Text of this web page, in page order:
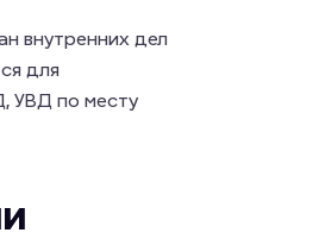
внутренних дел
для
УВД по месту